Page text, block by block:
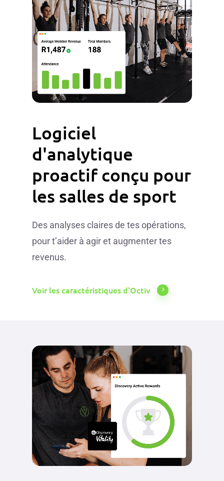
Logiciel
d'analytique
proactif conçu pour
les salles de sport
Des analyses claires de tes opérations,
pour t’aider à agir et augmenter tes
revenus.
Voir les caractéristiques d'Octiv